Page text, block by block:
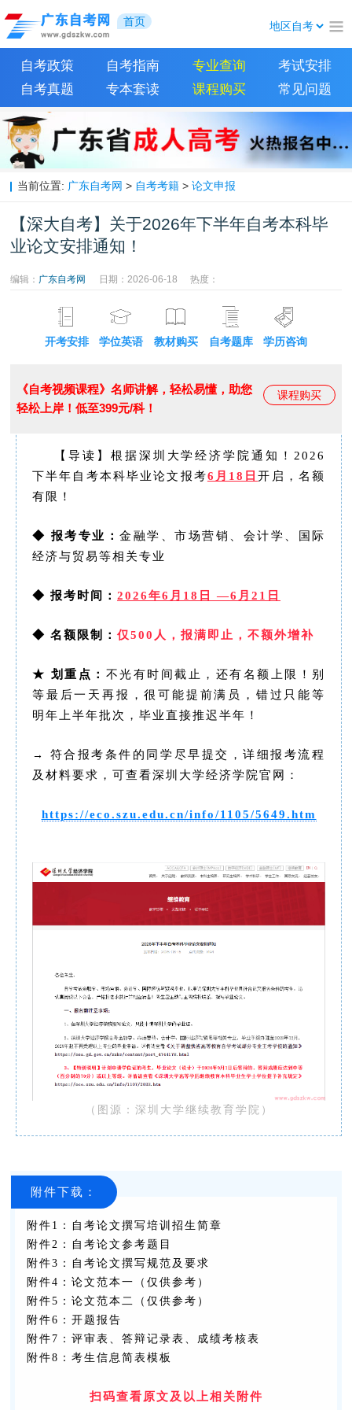
首页
自考政策 自考指南 专业查询
考试安排
自考真题
专本套读 课程购买 常见问题
当前位置: 广东自考网 > 自考考籍> 论文申报
【深大自考】关于2026年下半年自考本科毕
业论文安排通知！
编辑： 广东自考网 日期：2026-06-18 热度：
开考安排 学位英语 教材购买 自考题库 学历咨询
课程购买
《自考视频课程》名师讲解，轻松易懂，助您
轻松上岸！低至399元/科！
【导读】根据深圳大学经济学院通知！2026
下半年自考本科毕业论文报考6月18日开启，名额
有限！
◆ 报考专业：金融学、市场营销、会计学、国际
经济与贸易等相关专业
◆ 报考时间： 2026年6月18日 —6月21日
◆ 名额限制： 仅500人，报满即止，不额外增补
★ 划重点： 不光有时间截止，还有名额上限！别
等最后一天再报，很可能提前满员，错过只能等
明年上半年批次，毕业直接推迟半年！
→
符合报考条件的同学尽早提交，详细报考流程
及材料要求，可查看深圳大学经济学院官网：
https://eco.szu.edu.cn/info/1105/5649.htm
（图源：深圳大学继续教育学院 ）
附件下载：
附件1：自考论文撰写培训招生简章
附件2：自考论文参考题目
附件3：自考论文撰写规范及要求
附件4：论文范本一（仅供参考）
附件5：论文范本二（仅供参考）
附件6：开题报告
附件7：评审表、答辩记录表、成绩考核表
附件8：考生信息简表模板
扫码查看原文及以上相关附件